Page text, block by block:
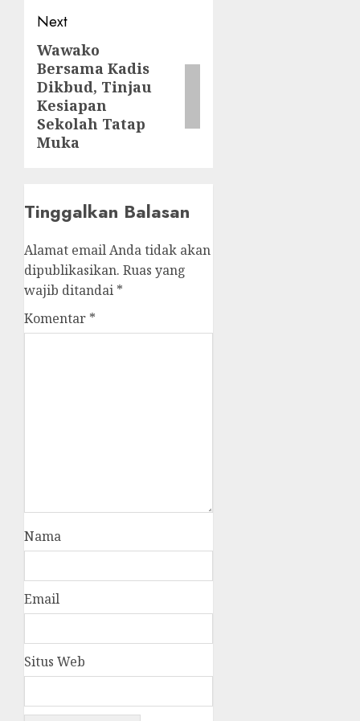
Next
Next
post:
Wawako
Bersama Kadis
Dikbud, Tinjau
Kesiapan
Sekolah Tatap
Muka
Tinggalkan Balasan
Alamat email Anda tidak akan
dipublikasikan. Ruas yang
wajib ditandai *
Komentar *
Nama
Email
Situs Web